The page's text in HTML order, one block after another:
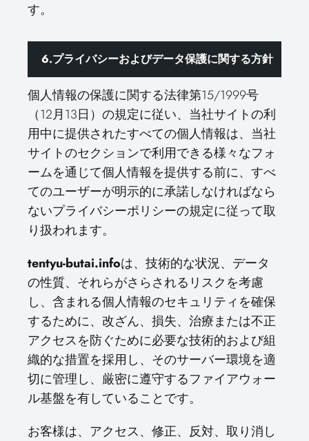
す。
6.プライバシーおよびデータ保護に関する方針
個人情報の保護に関する法律第15/1999号
（12月13日）の規定に従い、当社サイトの利
用中に提供されたすべての個人情報は、当社
サイトのセクションで利用できる様々なフォ
ームを通じて個人情報を提供する前に、すべ
てのユーザーが明示的に承諾しなければなら
ないプライバシーポリシーの規定に従って取
り扱われます。
tentyu-butai.infoは、技術的な状況、データ
の性質、それらがさらされるリスクを考慮
し、含まれる個人情報のセキュリティを確保
するために、改ざん、損失、治療または不正
アクセスを防ぐために必要な技術的および組
織的な措置を採用し、そのサーバー環境を適
切に管理し、厳密に遵守するファイアウォー
ル基盤を有していることです。
お客様は、アクセス、修正、反対、取り消し